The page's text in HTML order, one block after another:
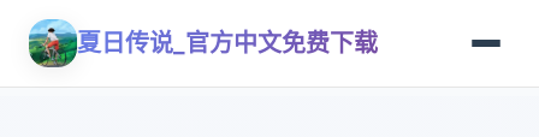
夏日传说_官方中文免费下载